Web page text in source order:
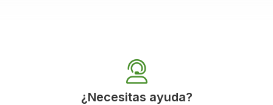
¿Necesitas ayuda?